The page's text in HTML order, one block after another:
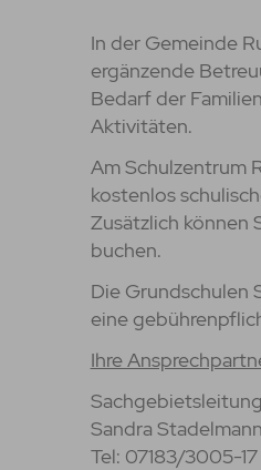
In der Gemeinde
ergänzende
Bedarf der
Aktivitäten.
Am Schulzentrum
kostenlos
Zusätzlich können
buchen.
Die Grundschulen
eine
Ihre
Sandra Stadelmann
Tel: 07183/3005-17